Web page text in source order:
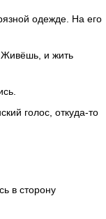
одежде. На его
Живёшь, и жить
голос, откуда-то
в сторону